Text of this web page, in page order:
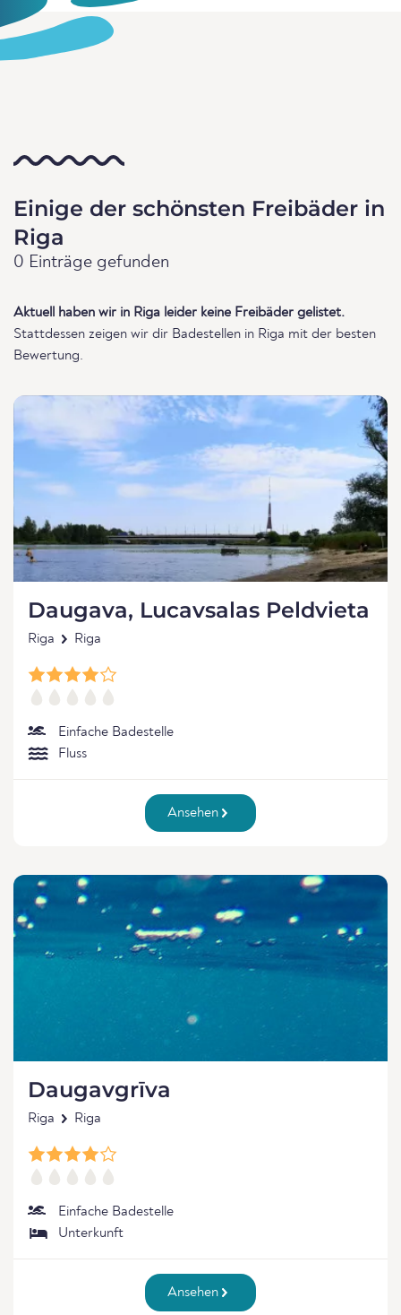
Einige der schönsten Freibäder in
Riga
0 Einträge gefunden
Aktuell haben wir in Riga leider keine Freibäder gelistet.
Stattdessen zeigen wir dir Badestellen in Riga mit der besten
Bewertung.
Daugava, Lucavsalas Peldvieta
Riga Riga
Einfache Badestelle
Fluss
Ansehen
Daugavgrīva
Riga Riga
Einfache Badestelle
Unterkunft
Ansehen